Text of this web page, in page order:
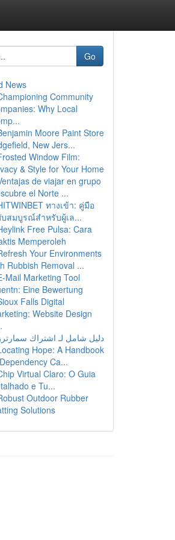
Go
News
Community
Why Local
Moore Paint Store
New Jers...
Window Film:
& Style for Your Home
de viajar en grupo
el Norte ...
ทางเข้า: คู่มือ
สมบูรณ์สำหรับผู้เล...
Free Pulsa: Cara
Memperoleh
Your Environments
Rubbish Removal ...
Mail Marketing Tool
Eine Bewertung
Falls Digital
Website Design
دليل شامل لـ اشتراك سمارترز
Hope: A Handbook
Ca...
Virtual Claro: O Guia
e Tu...
Outdoor Rubber
Solutions